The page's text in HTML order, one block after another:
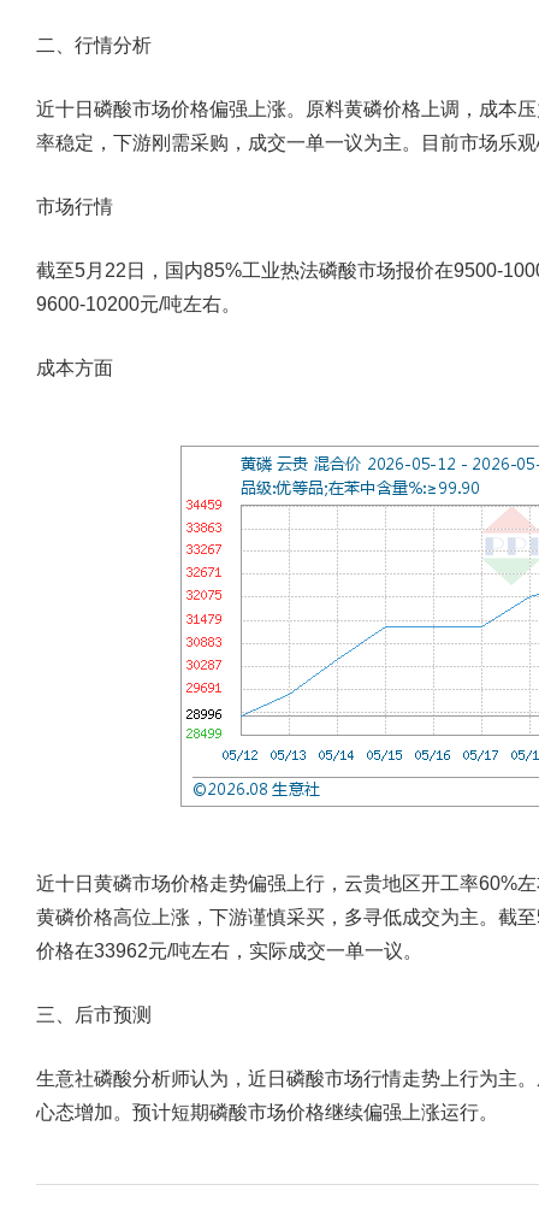
二、行情分析
近十日磷酸市场价格偏强上涨。原料黄磷价格上调，成本
率稳定，下游刚需采购，成交一单一议为主。目前市场乐
市场行情
截至5月22日，国内85%工业热法磷酸市场报价在9500-
9600-10200元/吨左右。
成本方面
近十日黄磷市场价格走势偏强上行，云贵地区开工率60%
黄磷价格高位上涨，下游谨慎采买，多寻低成交为主。截
价格在33962元/吨左右，实际成交一单一议。
三、后市预测
生意社磷酸分析师认为，近日磷酸市场行情走势上行为主
心态增加。预计短期磷酸市场价格继续偏强上涨运行。